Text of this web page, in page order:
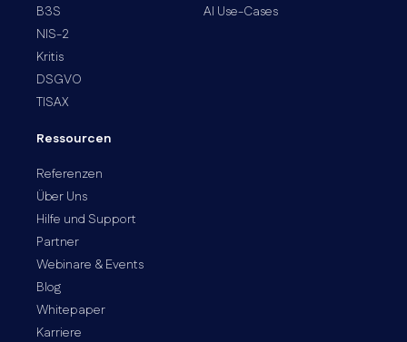
B3S
NIS-2
Kritis
DSGVO
TISAX
AI Use-Cases
Ressourcen
Referenzen
Über Uns
Hilfe und Support
Partner
Webinare & Events
Blog
Whitepaper
Karriere